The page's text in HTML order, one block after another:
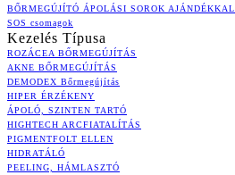
BŐRMEGÚJÍTÓ ÁPOLÁSI SOROK AJÁNDÉKKAL
SOS csomagok
Kezelés Típusa
ROZÁCEA BŐRMEGÚJÍTÁS
AKNE BŐRMEGÚJÍTÁS
DEMODEX Bőrmegújítás
HIPER ÉRZÉKENY
ÁPOLÓ, SZINTEN TARTÓ
HIGHTECH ARCFIATALÍTÁS
PIGMENTFOLT ELLEN
HIDRATÁLÓ
PEELING, HÁMLASZTÓ